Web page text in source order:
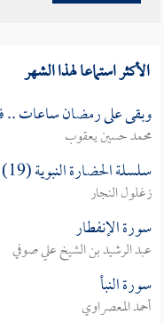
الأكثر استماعا لهذا الشهر
وبقى على رمضان ساعات ..
محمد حسين يعقوب
سلسلة الحضارة النبوية (19) - الخَلقُ من الرزق
زغلول النجار
سورة الإنفطار
عبد الرشيد بن الشيخ علي صوفي
سورة النبأ
أحمد المعصراوي